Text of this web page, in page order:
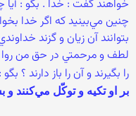
خواهند گفت : خدا . بگو : آيا
چنين مي‌بينيد كه اگر خدا
بتوانند آن زيان و گزند
لطف و مرحمتي در حق من روا
را بگيرند و آن را باز دارند
بر او تكيه و توكّل مي‌كنند و